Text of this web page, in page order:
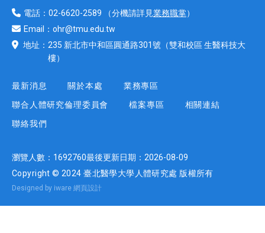
電話： 02-6620-2589 （分機請詳見業務職掌）
Email： ohr@tmu.edu.tw
地址： 235 新北市中和區圓通路301號 （雙和校區 生醫科技大
樓）
最新消息 關於本處
業務專區
聯合人體研究倫理委員會
檔案專區
相關連結
聯絡我們
瀏覽人數： 1692760最後更新日期： 2026-08-09
Copyright © 2024 臺北醫學大學人體研究處 版權所有
Designed by iware 網頁設計